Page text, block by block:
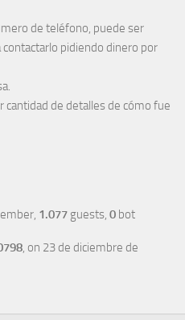
de teléfono, puede ser
pidiendo dinero por
cantidad de detalles de cómo fue
1.077 guests, 0 bot
, on 23 de diciembre de